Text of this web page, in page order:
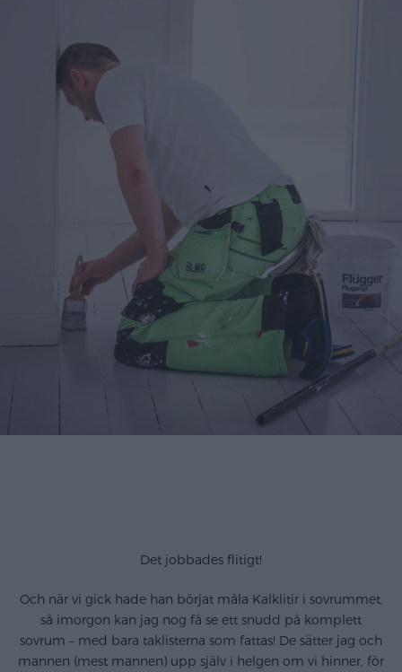
Det jobbades flitigt!
Och när vi gick hade han börjat måla Kalklitir i sovrummet,
så imorgon kan jag nog få se ett snudd på komplett
sovrum – med bara taklisterna som fattas! De sätter jag och
mannen (mest mannen) upp själv i helgen om vi hinner, för